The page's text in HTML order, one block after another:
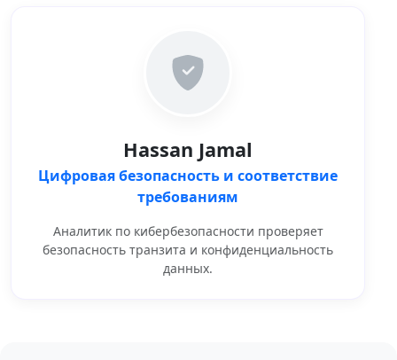
Hassan Jamal
Цифровая безопасность и соответствие
требованиям
Аналитик по кибербезопасности проверяет
безопасность транзита и конфиденциальность
данных.